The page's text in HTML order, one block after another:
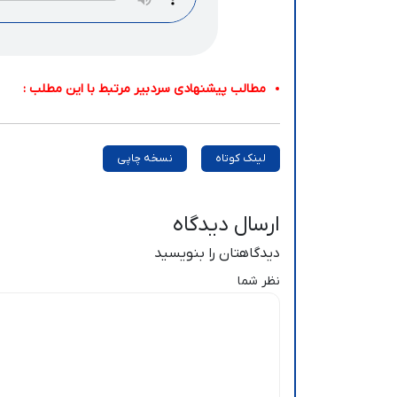
مطالب پیشنهادی سردبیر مرتبط با این مطلب :
لینک کوتاه نسخه چاپی
ارسال دیدگاه
دیدگاهتان را بنویسید
نظر شما